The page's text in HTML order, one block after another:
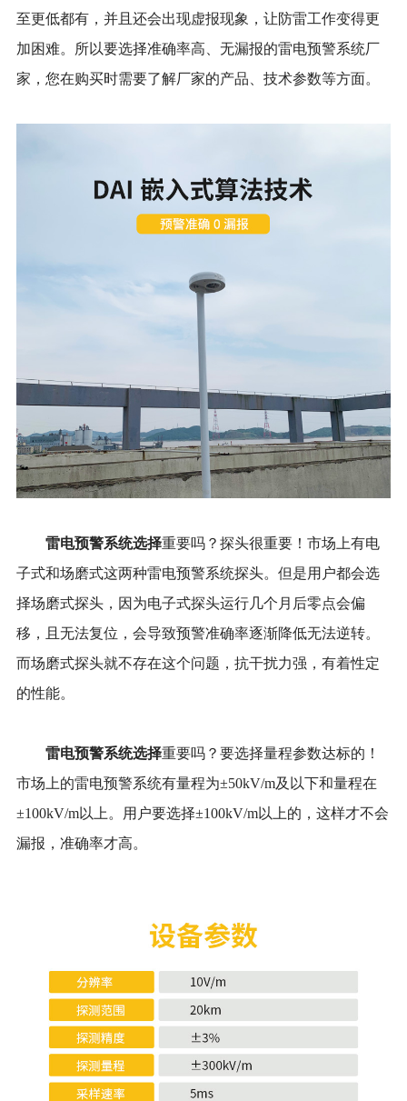
至更低都有，并且还会出现虚报现象，让防雷工作变得更
加困难。所以要选择准确率高、无漏报的雷电预警系统厂
家，您在购买时需要了解厂家的产品、技术参数等方面。
雷电预警系统选择重要吗？探头很重要！市场上有电
子式和场磨式这两种雷电预警系统探头。但是用户都会选
择场磨式探头，因为电子式探头运行几个月后零点会偏
移，且无法复位，会导致预警准确率逐渐降低无法逆转。
而场磨式探头就不存在这个问题，抗干扰力强，有着性定
的性能。
雷电预警系统选择重要吗？要选择量程参数达标的！
市场上的雷电预警系统有量程为±50kV/m及以下和量程在
±100kV/m以上。用户要选择±100kV/m以上的，这样才不会
漏报，准确率才高。